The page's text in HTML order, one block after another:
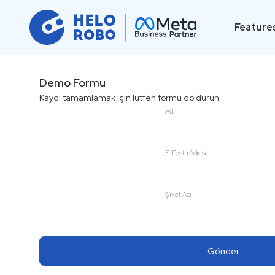
Demo Formu
Kaydı tamamlamak için lütfen formu doldurun
Ad
E-Posta Adresi
Şirket Adı
Gönder